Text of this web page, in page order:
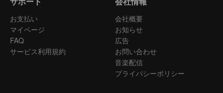
お支払い
マイページ
FAQ
サービス利用規約
会社概要
お知らせ
広告
お問い合わせ
音楽配信
プライバシーポリシー